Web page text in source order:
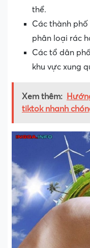
thể.
Các thành
phân loại rác
Các tổ dân
khu vực xung
Xem thêm:
tiktok nhanh